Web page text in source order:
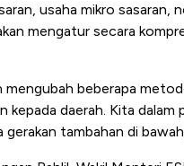
usaha mikro sasaran,
mengatur secara
mengubah beberapa
kepada daerah. Kita
gerakan tambahan di
Kongo Tutup Keran
Tembaga Terbang ke